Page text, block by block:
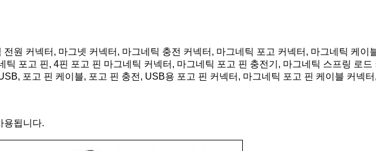
원 커넥터, 마그넷 커넥터, 마그네틱 충전 커넥터, 마그네틱 포고 커넥터, 마그네틱 케이
틱 포고 핀, 4핀 포고 핀 마그네틱 커넥터, 마그네틱 포고 핀 충전기, 마그네틱 스프링 로
포고 핀 케이블, 포고 핀 충전, USB용 포고 핀 커넥터, 마그네틱 포고 핀 케이블 커넥
용됩니다.